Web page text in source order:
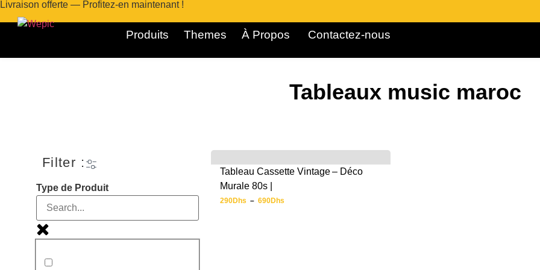
Livraison offerte — Profitez-en maintenant !
Produits Themes À Propos ​ Contactez-nous
Tableaux music maroc
Filter :
Type de Produit
Tableau Cassette Vintage – Déco
Murale 80s |
290Dhs – 690Dhs